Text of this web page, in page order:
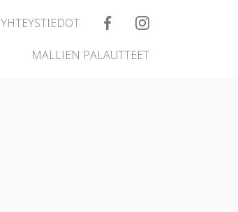
YHTEYSTIEDOT
MALLIEN PALAUTTEET